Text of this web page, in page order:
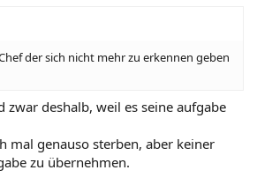
der sich nicht mehr zu erkennen geben
zwar deshalb, weil es seine aufgabe
mal genauso sterben, aber keiner
zu übernehmen.